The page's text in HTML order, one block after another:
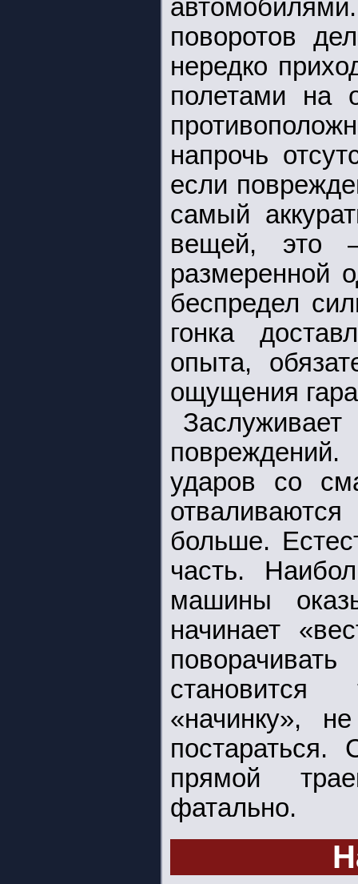
поворотов
нередко
полетами на
напрочь
если
самый
вещей, это
размеренной
беспредел
гонка
опыта,
ощущения
ударов со
больше.
часть.
машины
начинает
становится
«начинку»,
постараться.
прямой
фатально.